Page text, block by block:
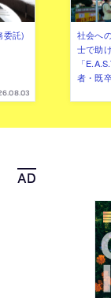
委託)
社会へ
士で助
「
者・既